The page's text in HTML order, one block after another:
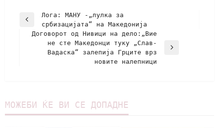
Лога: МАНУ -„лулка за
србизацијата“ на Македонија
Договорот од Нивици на дело:„Вие
не сте Македонци туку „Слав-
Вадаска“ залепија Грците врз
новите налепници
МОЖЕБИ ЌЕ ВИ СЕ ДОПАДНЕ